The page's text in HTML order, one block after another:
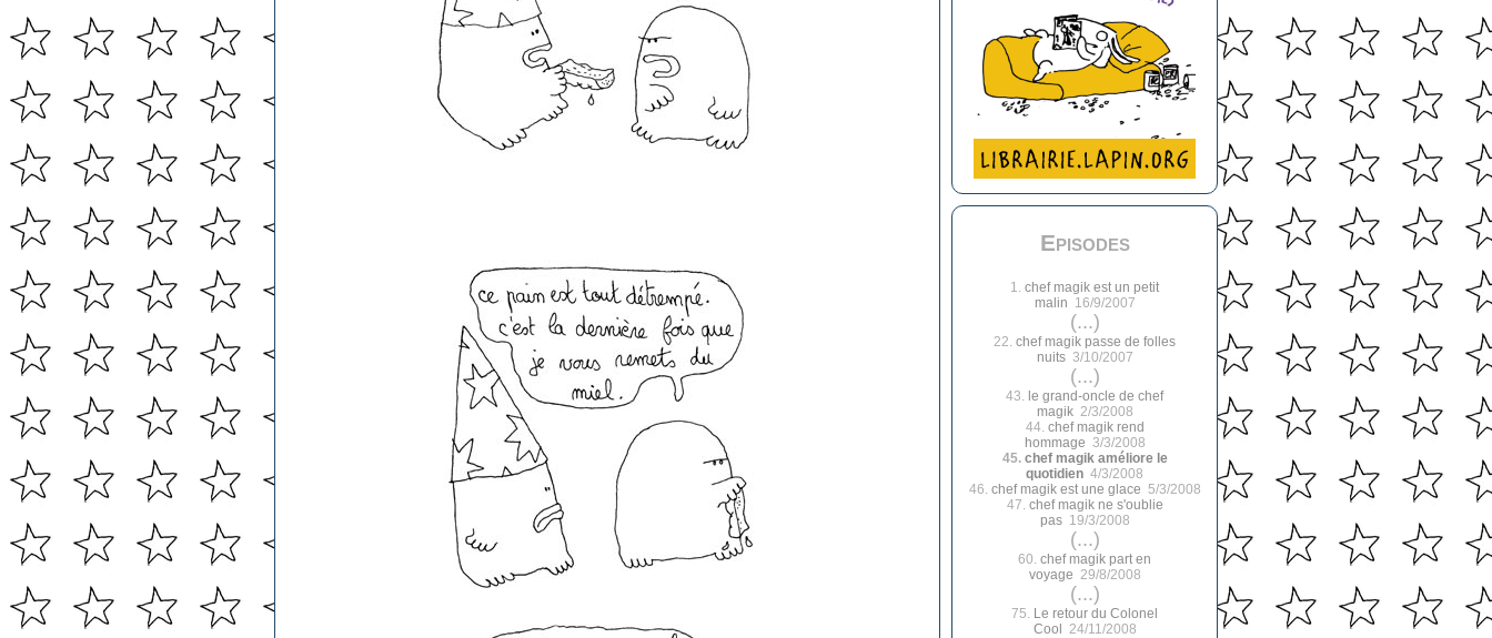
Episodes
1. chef magik est un petit
malin 16/9/2007
(...)
22. chef magik passe de folles
nuits3/10/2007
(...)
43. le grand-oncle de chef
magik2/3/2008
44. chef magik rend
hommage 3/3/2008
45. chef magik améliore le
quotidien 4/3/2008
46. chef magik est une glace 5/3/2008
47. chef magik ne s'oublie
pas19/3/2008
(...)
60. chef magik part en
voyage 29/8/2008
(...)
75. Le retour du Colonel
Cool
24/11/2008